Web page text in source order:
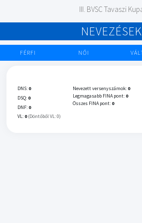
III. BVSC Tavaszi
NEVEZÉSEK
FÉRFI NŐI
DNS: 0
DSQ: 0
DNF: 0
VL: 0 (Döntőből VL: 0)
Nevezett versenyszámok: 0
Legmagasabb FINA pont: 0
Összes FINA pont: 0